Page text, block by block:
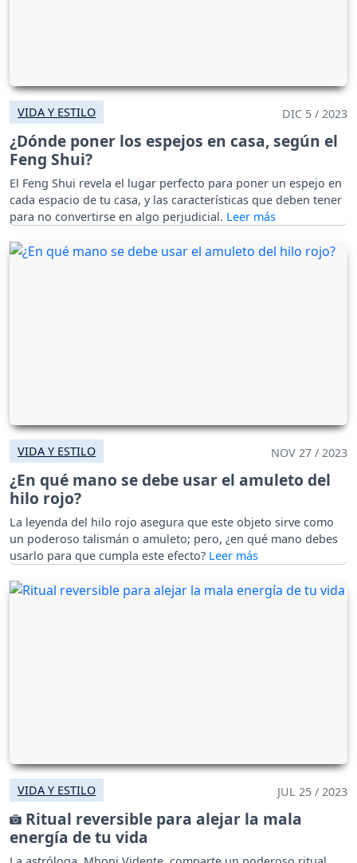
VIDA Y ESTILO DIC 5 / 2023
¿Dónde poner los espejos en casa, según el
Feng Shui?
El Feng Shui revela el lugar perfecto para poner un espejo en
cada espacio de tu casa, y las características que deben tener
para no convertirse en algo perjudicial.
VIDA Y ESTILO NOV 27 / 2023
¿En qué mano se debe usar el amuleto del
hilo rojo?
La leyenda del hilo rojo asegura que este objeto sirve como
un poderoso talismán o amuleto; pero, ¿en qué mano debes
usarlo para que cumpla este efecto?
VIDA Y ESTILO JUL 25 / 2023
Ritual reversible para alejar la mala
energía de tu vida